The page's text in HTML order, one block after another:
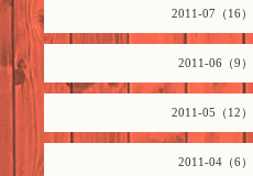
2011-07（16）
2011-06（9）
2011-05（12）
2011-04（6）